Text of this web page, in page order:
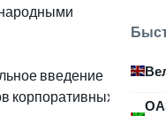
введение
корпоративных и